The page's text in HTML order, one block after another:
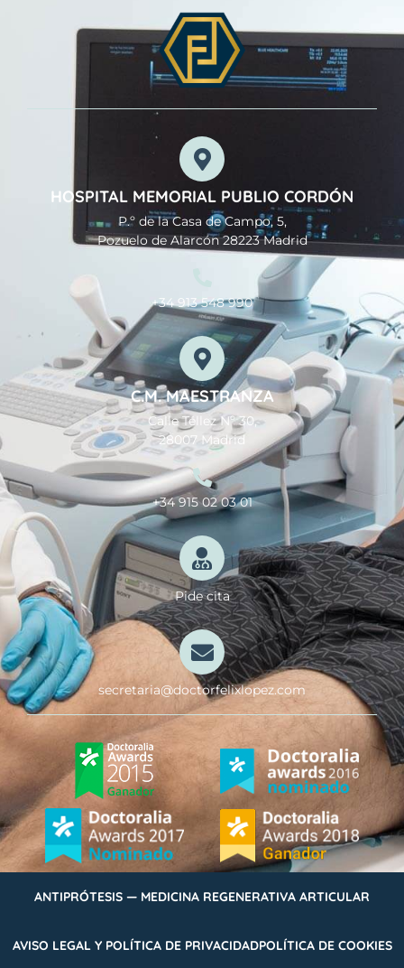
HOSPITAL MEMORIAL PUBLIO CORDÓN
P.º de la Casa de Campo, 5,
Pozuelo de Alarcón 28223 Madrid
+34 913 548 990
C.M. MAESTRANZA
Calle Téllez Nº 30,
28007 Madrid
+34 915 02 03 01
Pide cita
secretaria@doctorfelixlopez.com
ANTIPRÓTESIS — MEDICINA REGENERATIVA ARTICULAR
AVISO LEGAL Y POLÍTICA DE PRIVACIDADPOLÍTICA DE COOKIES